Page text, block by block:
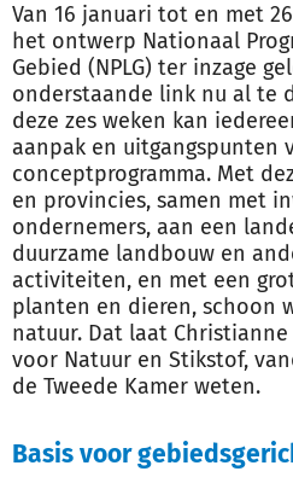
Van 16 januari tot en met
het ontwerp Nationaal
Gebied (NPLG) ter inzage
onderstaande link nu al te
deze zes weken kan
aanpak en uitgangspunten
conceptprogramma. Met
en provincies, samen met
ondernemers, aan een
duurzame landbouw en
activiteiten, en met een
planten en dieren, schoon
natuur. Dat laat
voor Natuur en Stikstof,
de Tweede Kamer weten.
Basis voor